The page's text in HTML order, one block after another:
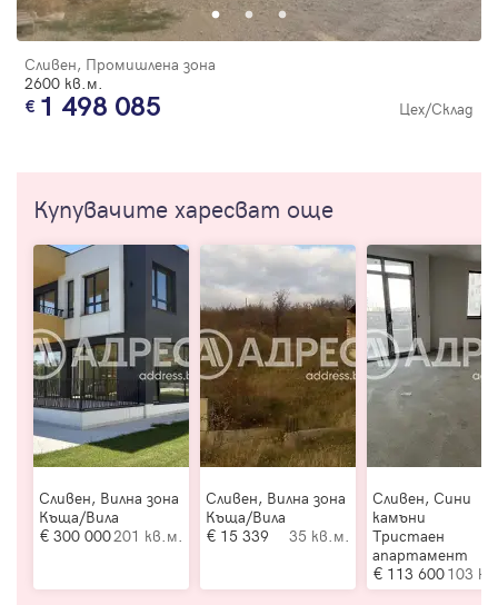
Сливен, Промишлена зона
2600 кв.м.
1 498 085 Цех/Склад
Купувачите харесват още
Сливен, Вилна зона
Къща/Вила
300 000201 кв.м.
Сливен, Вилна зона
Къща/Вила
15 339
35 кв.м.
Сливен, Сини
камъни
Тристаен
апартамент
113 600103